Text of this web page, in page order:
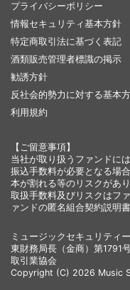
プライバシーポリシー
情報セキュリティ基本方針
特定商取引法に基づく表記
酒類販売管理者標識の掲示
勧誘方針
反社会的勢力に対する基本
利用規約
【ご留意事項】
当社が取り扱うファンドに
振込手数料が必要となる場
本が割れる等のリスクがあり
取扱手数料及びリスクはフ
ァンドの匿名組合契約説明
ミュージックセキュリテ
東財務局長（金商）第1791
取引業協会
Copyright (C) 2026 Music